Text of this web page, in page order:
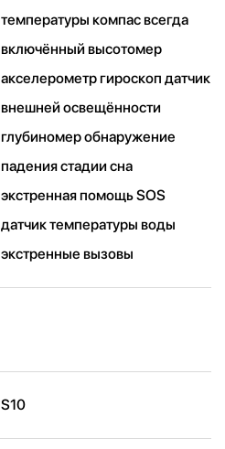
температуры компас всегда
включённый высотомер
акселерометр гироскоп датчик
внешней освещённости
глубиномер обнаружение
падения стадии сна
экстренная помощь SOS
датчик температуры воды
экстренные вызовы
S10